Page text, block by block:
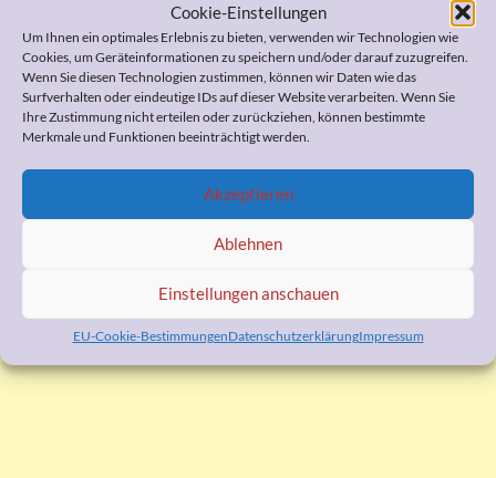
Cookie-Einstellungen
Um Ihnen ein optimales Erlebnis zu bieten, verwenden wir Technologien wie
Cookies, um Geräteinformationen zu speichern und/oder darauf zuzugreifen.
Wenn Sie diesen Technologien zustimmen, können wir Daten wie das
Surfverhalten oder eindeutige IDs auf dieser Website verarbeiten. Wenn Sie
Ihre Zustimmung nicht erteilen oder zurückziehen, können bestimmte
Merkmale und Funktionen beeinträchtigt werden.
Akzeptieren
Ablehnen
Einstellungen anschauen
EU-Cookie-BestimmungenDatenschutzerklärungImpressum
zum Umgang mit Ihrem demenzerkrankten Angehörigen,
zu Ihrer Vorsorgevollmacht und Patientenverfügung
oder anderen pflegerelevanten Themen haben, kann ich
Ihnen bestimmt helfen. Ich berate Sie professionell und
kostengünstig.
Also, sprechen Sie mich bitte an!